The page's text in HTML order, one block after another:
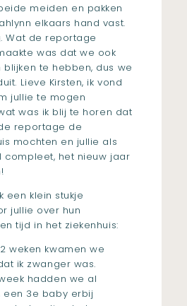
meiden en pakken
elkaars hand vast.
Wat de reportage
was dat we ook
te hebben, dus we
Lieve Kirsten, ik vond
jullie te mogen
was ik blij te horen dat
reportage de
mochten en jullie als
compleet, het nieuw jaar
een klein stukje
jullie over hun
tijd in het ziekenhuis:
weken kwamen we
ik zwanger was.
hadden we al
een 3e baby erbij